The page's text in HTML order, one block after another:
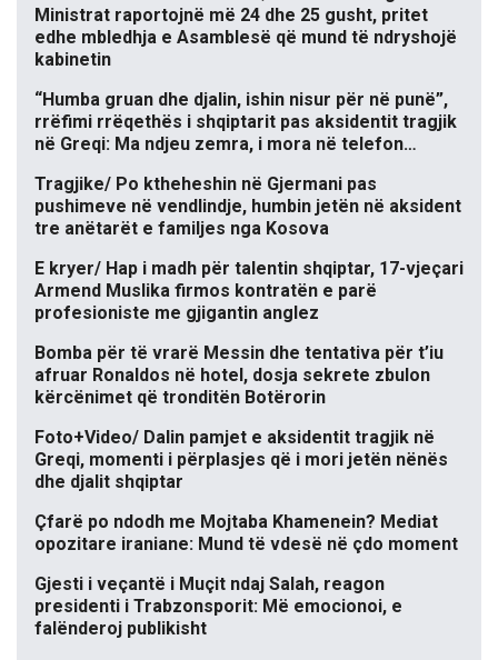
Ministrat raportojnë më 24 dhe 25 gusht, pritet
edhe mbledhja e Asamblesë që mund të ndryshojë
kabinetin
“Humba gruan dhe djalin, ishin nisur për në punë”,
rrëfimi rrëqethës i shqiptarit pas aksidentit tragjik
në Greqi: Ma ndjeu zemra, i mora në telefon…
Tragjike/ Po ktheheshin në Gjermani pas
pushimeve në vendlindje, humbin jetën në aksident
tre anëtarët e familjes nga Kosova
E kryer/ Hap i madh për talentin shqiptar, 17-vjeçari
Armend Muslika firmos kontratën e parë
profesioniste me gjigantin anglez
Bomba për të vrarë Messin dhe tentativa për t’iu
afruar Ronaldos në hotel, dosja sekrete zbulon
kërcënimet që tronditën Botërorin
Foto+Video/ Dalin pamjet e aksidentit tragjik në
Greqi, momenti i përplasjes që i mori jetën nënës
dhe djalit shqiptar
Çfarë po ndodh me Mojtaba Khamenein? Mediat
opozitare iraniane: Mund të vdesë në çdo moment
Gjesti i veçantë i Muçit ndaj Salah, reagon
presidenti i Trabzonsporit: Më emocionoi, e
falënderoj publikisht